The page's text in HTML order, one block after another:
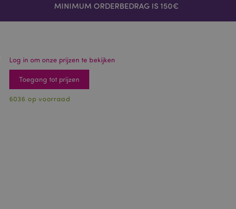
MINIMUM ORDERBEDRAG IS 150€
Log in om onze prijzen te bekijken
Toegang tot prijzen
6036 op voorraad